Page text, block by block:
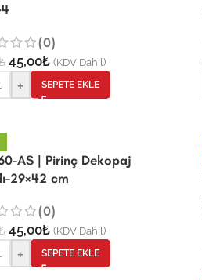
(0)
45,00₺ (KDV Dahil)
+ SEPETE EKLE
AS | Pirinç Dekopaj
29×42 cm
(0)
45,00₺ (KDV Dahil)
+ SEPETE EKLE